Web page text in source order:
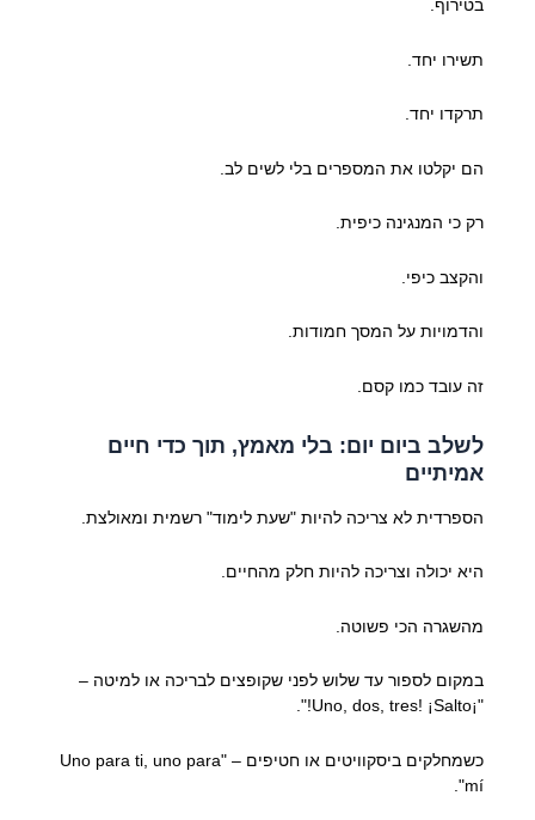
בטירוף.
תשירו יחד.
תרקדו יחד.
הם יקלטו את המספרים בלי לשים לב.
רק כי המנגינה כיפית.
והקצב כיפי.
והדמויות על המסך חמודות.
זה עובד כמו קסם.
לשלב ביום יום: בלי מאמץ, תוך כדי חיים
אמיתיים
הספרדית לא צריכה להיות "שעת לימוד" רשמית ומאולצת.
היא יכולה וצריכה להיות חלק מהחיים.
מהשגרה הכי פשוטה.
במקום לספור עד שלוש לפני שקופצים לבריכה או למיטה –
"¡Uno, dos, tres! ¡Salto!".
כשמחלקים ביסקוויטים או חטיפים – "Uno para ti, uno para
mí".